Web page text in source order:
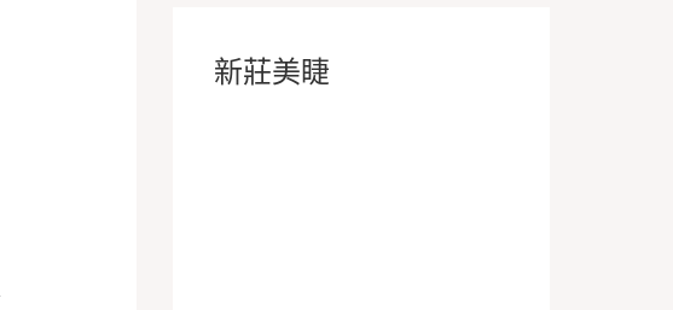
新莊美睫